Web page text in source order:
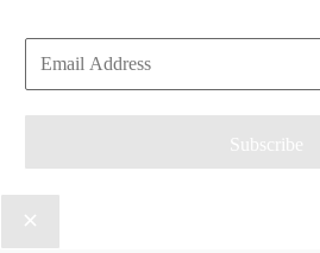
m
l
*
Subscribe